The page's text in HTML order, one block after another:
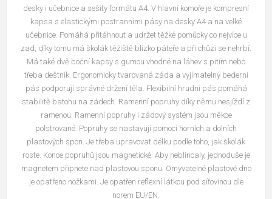
desky i učebnice a sešity formátu A4. V hlavní komoře je kompresní
kapsa s elastickými postranními pásy na desky A4 a na velké
učebnice. Pomáhá přitáhnout a udržet těžké pomůcky co nejvíce u
zad, díky tomu má školák těžiště blízko páteře a při chůzi se nehrbí.
Má také dvě boční kapsy s gumou vhodné na láhev s pitím nebo
třeba deštník. Ergonomicky tvarovaná záda a vyjímatelný bederní
pás podporují správné držení těla. Flexibilní hrudní pás pomáhá
stabilitě batohu na zádech. Ramenní popruhy díky němu nesjíždí z
ramenou. Ramenní popruhy i zádový systém jsou měkce
polstrované. Popruhy se nastavují pomocí horních a dolních
plastových spon. Je třeba upravovat délku podle toho, jak školák
roste. Konce popruhů jsou magnetické. Aby neblincaly, jednoduše je
magnetem připnete nad plastovou sponu. Omyvatelné plastové dno
je opatřeno nožkami. Je opatřen reflexní látkou pod síťovinou dle
norem EU/EN.